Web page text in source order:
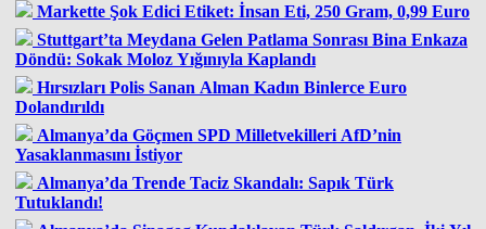
Markette Şok Edici Etiket: İnsan Eti, 250 Gram, 0,99 Euro
Stuttgart’ta Meydana Gelen Patlama Sonrası Bina Enkaza
Döndü: Sokak Moloz Yığınıyla Kaplandı
Hırsızları Polis Sanan Alman Kadın Binlerce Euro
Dolandırıldı
Almanya’da Göçmen SPD Milletvekilleri AfD’nin
Yasaklanmasını İstiyor
Almanya’da Trende Taciz Skandalı: Sapık Türk
Tutuklandı!